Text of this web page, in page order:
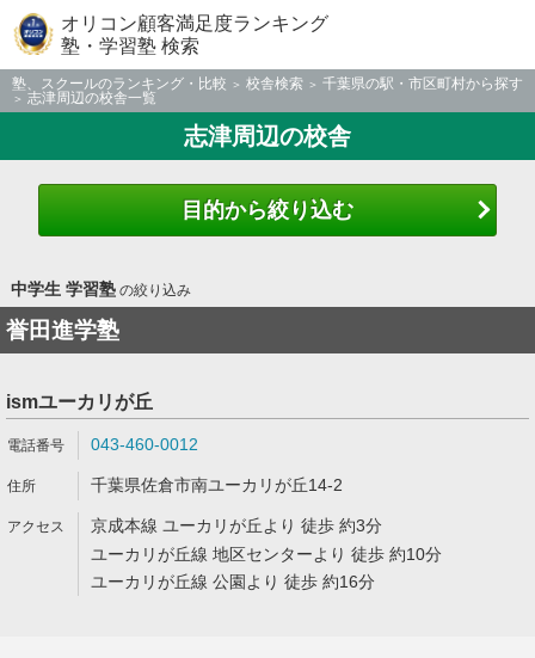
オリコン顧客満足度ランキング
塾・学習塾 検索
塾、スクールのランキング・比較 校舎検索
千葉県の駅・市区町村から探す
志津周辺の校舎一覧
志津周辺の校舎
目的から絞り込む
中学生 学習塾の絞り込み
誉田進学塾
ismユーカリが丘
043-460-0012
千葉県佐倉市南ユーカリが丘14-2
京成本線 ユーカリが丘より 徒歩 約3分
ユーカリが丘線 地区センターより 徒歩 約10分
ユーカリが丘線 公園より 徒歩 約16分